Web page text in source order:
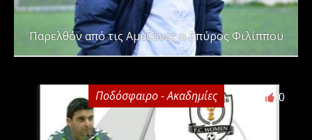
Παρελθόν από τις Αμαζόνες ο Σπύρος Φιλίππου
Ποδόσφαιρο - Ακαδημίες 0